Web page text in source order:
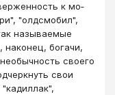
к мо­
"олдсмобил",
называемые
наконец, богачи,
своего
свои